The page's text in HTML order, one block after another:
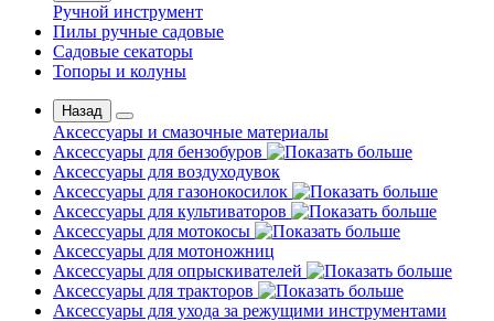
Ручной инструмент
Пилы ручные садовые
Садовые секаторы
Топоры и колуны
Назад
Аксессуары и смазочные материалы
Аксессуары для бензобуров
Аксессуары для воздуходувок
Аксессуары для газонокосилок
Аксессуары для культиваторов
Аксессуары для мотокосы
Аксессуары для мотоножниц
Аксессуары для опрыскивателей
Аксессуары для тракторов
Аксессуары для ухода за режущими инструментами